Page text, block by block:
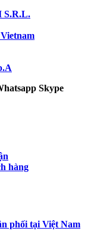
S.R.L.
Skype
hàng
phối tại Việt Nam